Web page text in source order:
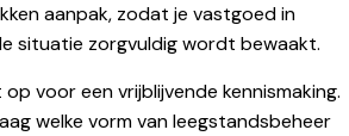
aanpak, zodat je vastgoed in
situatie zorgvuldig wordt bewaakt.
voor een vrijblijvende kennismaking.
welke vorm van leegstandsbeheer